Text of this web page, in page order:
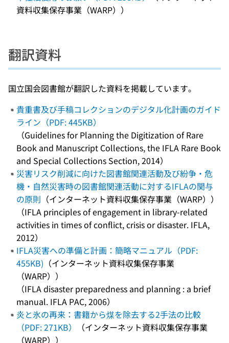
資料収集保存事業（WARP））
翻訳資料
国立国会図書館が翻訳した資料を掲載しています。
貴重書及び手稿コレクションのデジタル化計画のガイド
ライン（PDF: 445KB）
（Guidelines for Planning the Digitization of Rare
Book and Manuscript Collections, the IFLA Rare Book
and Special Collections Section, 2014）
災害リスク削減に向けた図書館関連活動及び紛争・危
機・自然災害時の図書館関連活動に対するIFLAの関与
の原則 （インターネット資料収集保存事業（WARP））
（IFLA principles of engagement in library-related
activities in times of conflict, crisis or disaster. IFLA,
2012）
IFLA災害への準備と計画：簡略マニュアル（PDF:
455KB) （インターネット資料収集保存事業
（WARP））
（IFLA disaster preparedness and planning : a brief
manual. IFLA PAC, 2006）
炎と氷の再来：書籍から煤を除去する2手法の比較
（PDF: 271KB）
（インターネット資料収集保存事業
（WARP））